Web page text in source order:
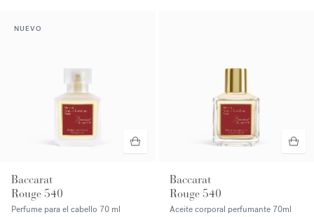
NUEVO
Baccarat
Rouge 540
Perfume para el cabello 70 ml
Baccarat
Rouge 540
Aceite corporal perfumante 70ml